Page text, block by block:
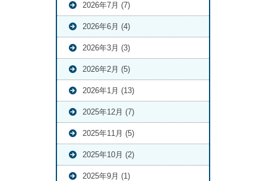
2026年7月 (7)
2026年6月 (4)
2026年3月 (3)
2026年2月 (5)
2026年1月 (13)
2025年12月 (7)
2025年11月 (5)
2025年10月 (2)
2025年9月 (1)